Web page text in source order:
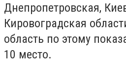
Днепропетровская,
Кировоградская
область по этому
10 место.